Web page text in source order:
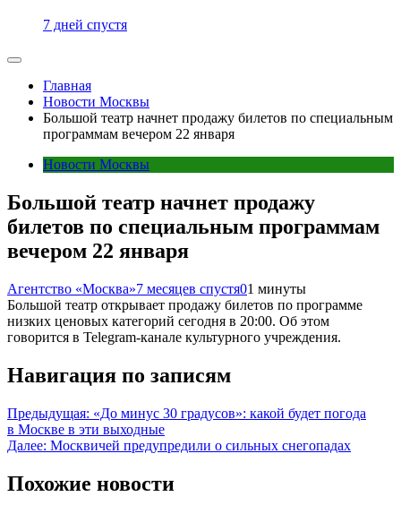
7 дней спустя
Главная
Новости Москвы
Большой театр начнет продажу билетов по специальным
программам вечером 22 января
Новости Москвы
Большой театр начнет продажу
билетов по специальным программам
вечером 22 января
Агентство «Москва»7 месяцев спустя01 минуты
Большой театр открывает продажу билетов по программе
низких ценовых категорий сегодня в 20:00. Об этом
говорится в Telegram-канале культурного учреждения.
Навигация по записям
Предыдущая: «До минус 30 градусов»: какой будет погода
в Москве в эти выходные
Далее: Москвичей предупредили о сильных снегопадах
Похожие новости